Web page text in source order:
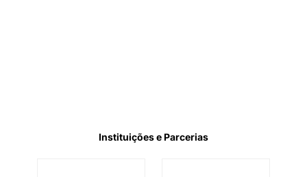
Instituições e Parcerias